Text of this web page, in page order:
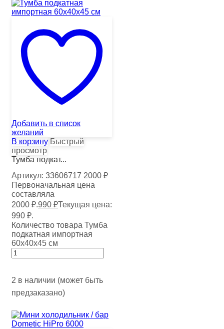
Добавить в список
желаний
В корзину Быстрый
просмотр
Тумба подкат...
Артикул: 33606717 2000₽
Первоначальная цена
составляла
2000 ₽.990 ₽Текущая цена:
990 ₽.
Количество товара Тумба
подкатная импортная
60х40х45 см
2 в наличии (может быть
предзаказано)